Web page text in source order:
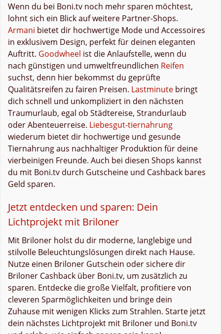
Wenn du bei Boni.tv noch mehr sparen möchtest,
lohnt sich ein Blick auf weitere Partner-Shops.
Armani bietet dir hochwertige Mode und Accessoires
in exklusivem Design, perfekt für deinen eleganten
Auftritt. Goodwheel ist die Anlaufstelle, wenn du
nach günstigen und umweltfreundlichen Reifen
suchst, denn hier bekommst du geprüfte
Qualitätsreifen zu fairen Preisen. Lastminute bringt
dich schnell und unkompliziert in den nächsten
Traumurlaub, egal ob Städtereise, Strandurlaub
oder Abenteuerreise. Liebesgut-tiernahrung
wiederum bietet dir hochwertige und gesunde
Tiernahrung aus nachhaltiger Produktion für deine
vierbeinigen Freunde. Auch bei diesen Shops kannst
du mit Boni.tv durch Gutscheine und Cashback bares
Geld sparen.
Jetzt entdecken und sparen: Dein
Lichtprojekt mit Briloner
Mit Briloner holst du dir moderne, langlebige und
stilvolle Beleuchtungslösungen direkt nach Hause.
Nutze einen Briloner Gutschein oder sichere dir
Briloner Cashback über Boni.tv, um zusätzlich zu
sparen. Entdecke die große Vielfalt, profitiere von
cleveren Sparmöglichkeiten und bringe dein
Zuhause mit wenigen Klicks zum Strahlen. Starte jetzt
dein nächstes Lichtprojekt mit Briloner und Boni.tv